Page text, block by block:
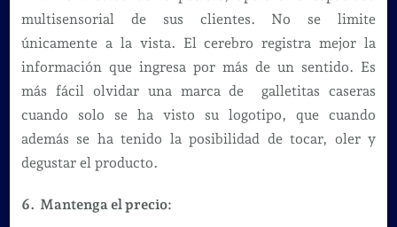
multisensorial de sus clientes. No se limite
únicamente a la vista. El cerebro registra mejor la
información que ingresa por más de un sentido. Es
más fácil olvidar una marca de galletitas caseras
cuando solo se ha visto su logotipo, que cuando
además se ha tenido la posibilidad de tocar, oler y
degustar el producto.
6. Mantenga el precio: